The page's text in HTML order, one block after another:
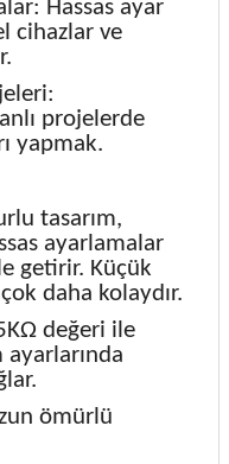
Hassas ayar
cihazlar ve
projelerde
yapmak.
tasarım,
ayarlamalar
getirir. Küçük
daha kolaydır.
değeri ile
ayarlarında
ömürlü